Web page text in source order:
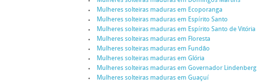
Mulheres solteiras maduras em Ecoporanga
Mulheres solteiras maduras em Espírito Santo
Mulheres solteiras maduras em Espírito Santo de Vitória
Mulheres solteiras maduras em Floresta
Mulheres solteiras maduras em Fundão
Mulheres solteiras maduras em Glória
Mulheres solteiras maduras em Governador Lindenberg
Mulheres solteiras maduras em Guaçuí